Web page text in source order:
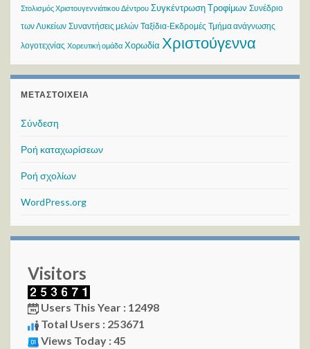
Στολισμός Χριστουγεννιάτικου Δέντρου Συγκέντρωση Τροφίμων Συνέδριο
των Λυκείων Συναντήσεις μελών Ταξίδια-Εκδρομές Τμήμα ανάγνωσης
λογοτεχνίας Χορευτική ομάδα Χορωδία Χριστούγεννα
ΜΕΤΑΣΤΟΙΧΕΊΑ
Σύνδεση
Ροή καταχωρίσεων
Ροή σχολίων
WordPress.org
Visitors
Users This Year : 12498
Total Users : 253671
Views Today : 45